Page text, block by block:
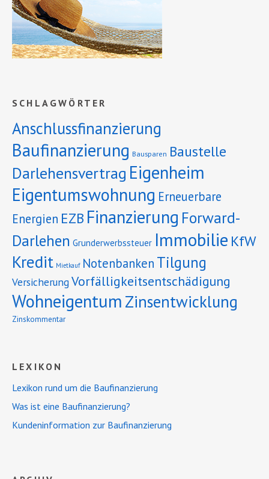
SCHLAGWÖRTER
Anschlussfinanzierung
Baufinanzierung Bausparen Baustelle
Darlehensvertrag Eigenheim
Eigentumswohnung Erneuerbare
Energien EZB Finanzierung Forward-
Darlehen Grunderwerbssteuer Immobilie KfW
Kredit Mietkauf Notenbanken Tilgung
VersicherungVorfälligkeitsentschädigung
Wohneigentum Zinsentwicklung
Zinskommentar
LEXIKON
Lexikon rund um die Baufinanzierung
Was ist eine Baufinanzierung?
Kundeninformation zur Baufinanzierung